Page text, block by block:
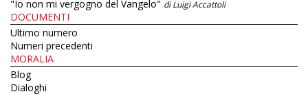
"Io non mi vergogno del Vangelo" di Luigi Accattoli
DOCUMENTI
Ultimo numero
Numeri precedenti
MORALIA
Blog
Dialoghi